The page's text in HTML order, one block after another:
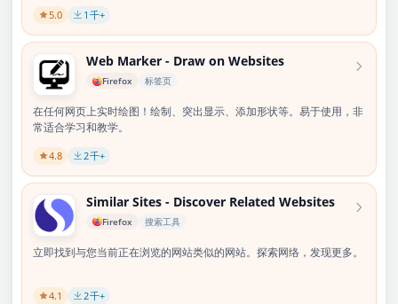
5.0 1 千+
Web Marker - Draw on Websites
Firefox 标签页
在任何网页上实时绘图！绘制、突出显示、添加形状等。易于使用，非
常适合学习和教学。
4.8 2千+
Similar Sites - Discover Related Websites
Firefox 搜索工具
立即找到与您当前正在浏览的网站类似的网站。探索网络，发现更多。
4.1 2千+